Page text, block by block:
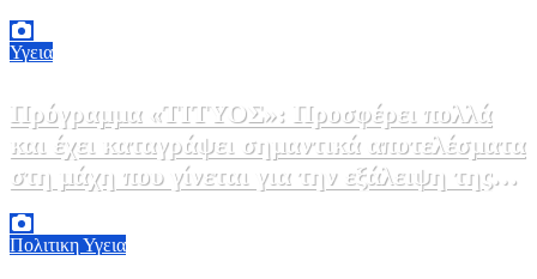
Υγεια
Πρόγραμμα «ΤΙΤΥΟΣ»: Προσφέρει πολλά
και έχει καταγράψει σημαντικά αποτελέσματα
στη μάχη που γίνεται για την εξάλειψη της
ηπατίτιδας C
ΠολιτικηΥγεια